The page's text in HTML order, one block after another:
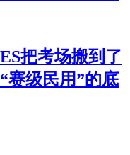
把考场搬到了
赛级民用”的底